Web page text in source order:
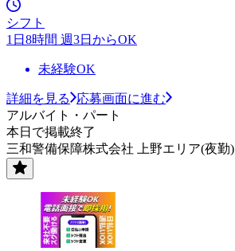
シフト
1日8時間 週3日からOK
未経験OK
詳細を見る
応募画面に進む
アルバイト・パート
本日で掲載終了
三和警備保障株式会社 上野エリア(夜勤)